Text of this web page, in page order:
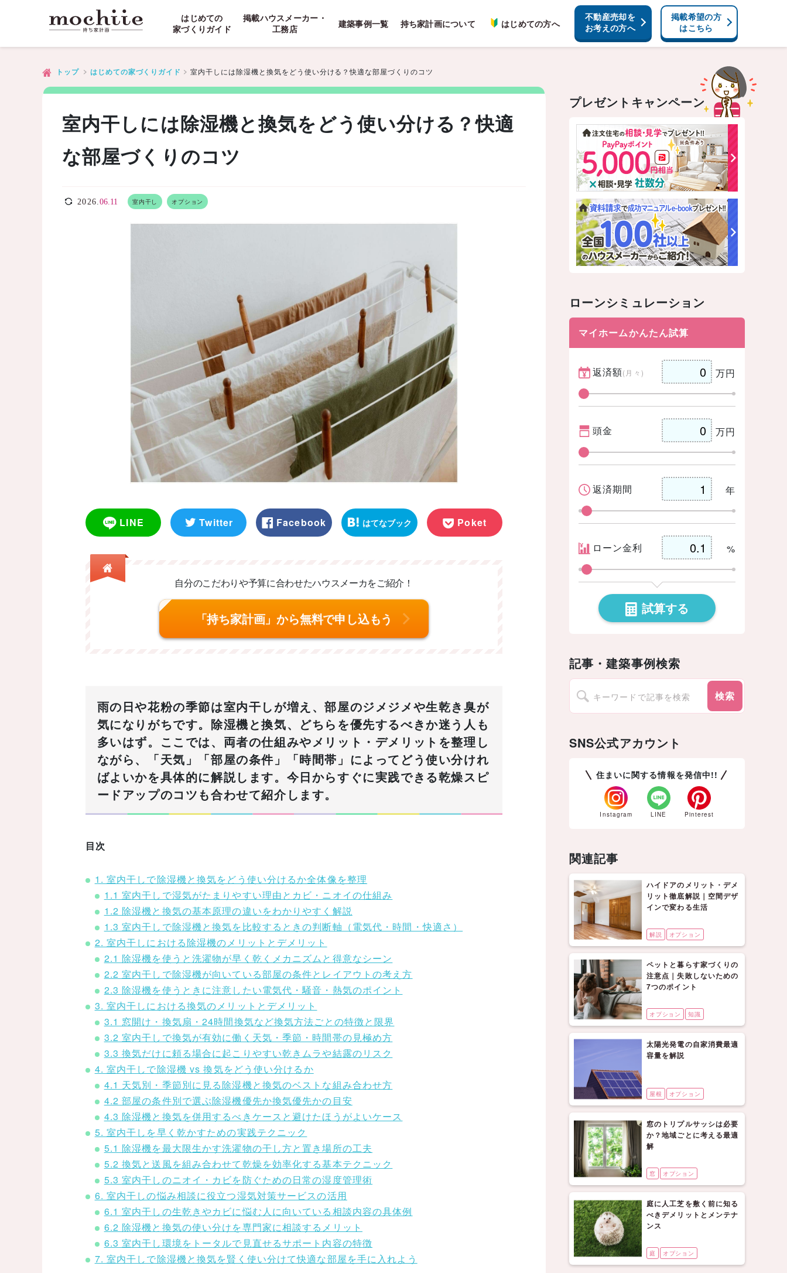
はじめての
家づくりガイド
掲載ハウスメーカー・
工務店
建築事例一覧 持ち家計画について はじめての方へ
不動産売却を
お考えの方へ
掲載希望の方
はこちら
トップ はじめての家づくりガイド 室内干しには除湿機と換気をどう使い分ける？快適な部屋づくりのコツ
室内干しには除湿機と換気をどう使い分ける？快適
な部屋づくりのコツ
2026. 06.11 室内干し オプション
LINE Twitter Facebook はてなブック Poket
自分のこだわりや予算に合わせたハウスメーカをご紹介！
「持ち家計画」から無料で申し込もう
雨の日や花粉の季節は室内干しが増え、部屋のジメジメや生乾き臭が
気になりがちです。除湿機と換気、どちらを優先するべきか迷う人も
多いはず。ここでは、両者の仕組みやメリット・デメリットを整理し
ながら、「天気」「部屋の条件」「時間帯」によってどう使い分けれ
ばよいかを具体的に解説します。今日からすぐに実践できる乾燥スピ
ードアップのコツも合わせて紹介します。
目次
1. 室内干しで除湿機と換気をどう使い分けるか全体像を整理
1.1 室内干しで湿気がたまりやすい理由とカビ・ニオイの仕組み
1.2 除湿機と換気の基本原理の違いをわかりやすく解説
1.3 室内干しで除湿機と換気を比較するときの判断軸（電気代・時間・快適さ）
2. 室内干しにおける除湿機のメリットとデメリット
2.1 除湿機を使うと洗濯物が早く乾くメカニズムと得意なシーン
2.2 室内干しで除湿機が向いている部屋の条件とレイアウトの考え方
2.3 除湿機を使うときに注意したい電気代・騒音・熱気のポイント
3. 室内干しにおける換気のメリットとデメリット
3.1 窓開け・換気扇・24時間換気など換気方法ごとの特徴と限界
3.2 室内干しで換気が有効に働く天気・季節・時間帯の見極め方
3.3 換気だけに頼る場合に起こりやすい乾きムラや結露のリスク
4. 室内干しで除湿機 vs 換気をどう使い分けるか
4.1 天気別・季節別に見る除湿機と換気のベストな組み合わせ方
4.2 部屋の条件別で選ぶ除湿機優先か換気優先かの目安
4.3 除湿機と換気を併用するべきケースと避けたほうがよいケース
5. 室内干しを早く乾かすための実践テクニック
5.1 除湿機を最大限生かす洗濯物の干し方と置き場所の工夫
5.2 換気と送風を組み合わせて乾燥を効率化する基本テクニック
5.3 室内干しのニオイ・カビを防ぐための日常の湿度管理術
6. 室内干しの悩み相談に役立つ湿気対策サービスの活用
6.1 室内干しの生乾きやカビに悩む人に向いている相談内容の具体例
6.2 除湿機と換気の使い分けを専門家に相談するメリット
6.3 室内干し環境をトータルで見直せるサポート内容の特徴
7. 室内干しで除湿機と換気を賢く使い分けて快適な部屋を手に入れよう
プレゼントキャンペーン
ローンシミュレーション
マイホームかんたん試算
返済額(月々) 万円
頭金 万円
返済期間 年
ローン金利 %
試算する
記事・建築事例検索
検索
SNS公式アカウント
住まいに関する情報を発信中!!
Instagram LINE Pinterest
関連記事
ハイドアのメリット・デメ
リット徹底解説｜空間デザ
インで変わる生活
解説 オプション
ペットと暮らす家づくりの
注意点｜失敗しないための
7つのポイント
オプション 知識
太陽光発電の自家消費最適
容量を解説
屋根 オプション
窓のトリプルサッシは必要
か？地域ごとに考える最適
解
窓 オプション
庭に人工芝を敷く前に知る
べきデメリットとメンテナ
ンス
庭 オプション